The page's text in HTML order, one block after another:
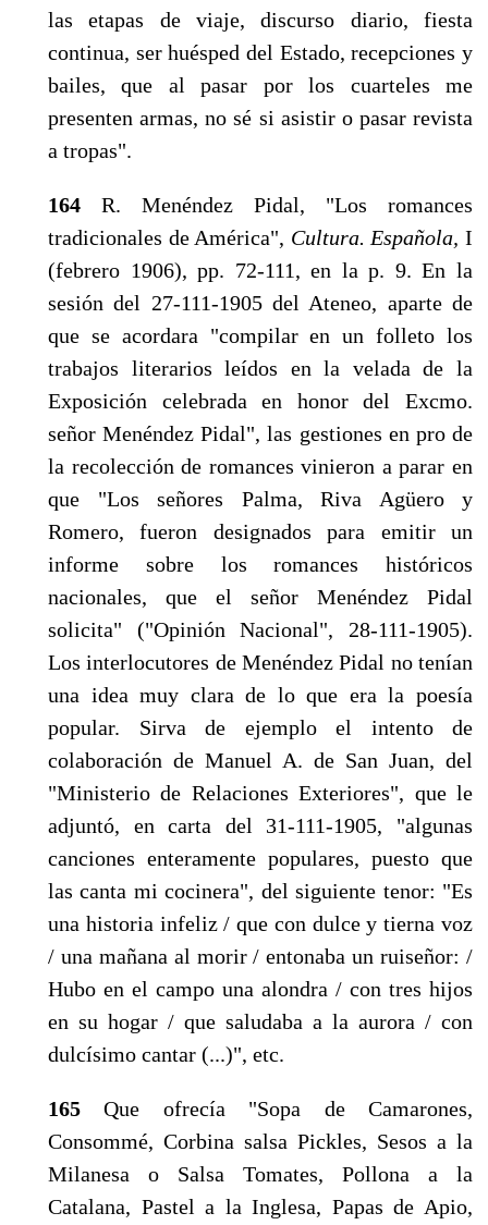
las etapas de viaje, discurso diario, fiesta
continua, ser huésped del Estado, recepciones y
bailes, que al pasar por los cuarteles me
presenten armas, no sé si asistir o pasar revista
a tropas".
164 R. Menéndez Pidal, "Los romances
tradicionales de América", Cultura. Española,I
(febrero 1906), pp. 72-111, en la p. 9. En la
sesión del 27-111-1905 del Ateneo, aparte de
que se acordara "compilar en un folleto los
trabajos literarios leídos en la velada de la
Exposición celebrada en honor del Excmo.
señor Menéndez Pidal", las gestiones en pro de
la recolec­ción de romances vinieron a parar en
que "Los seño­res Palma, Riva Agüero y
Romero, fueron designados para emitir un
informe sobre los romances históricos
nacionales, que el señor Menéndez Pidal
solicita" ("Opinión Nacional", 28-111-1905).
Los interlocuto­res de Menéndez Pidal no tenían
una idea muy clara de lo que era la poesía
popular. Sirva de ejemplo el intento de
colaboración de Manuel A. de San Juan, del
"Ministerio de Relaciones Exteriores", que le
ad­juntó, en carta del 31-111-1905, "algunas
canciones enteramente populares, puesto que
las canta mi coci­nera", del siguiente tenor: "Es
una historia infeliz / que con dulce y tierna voz
/ una mañana al morir / entonaba un ruiseñor: /
Hubo en el campo una alon­dra / con tres hijos
en su hogar / que saludaba a la au­rora / con
dulcísimo cantar (...)", etc.
165Que ofrecía "Sopa de Camarones,
Consommé, Corbina salsa Pickles, Sesos a la
Milanesa o Salsa Tomates, Pollona a la
Catalana, Pastel a la Inglesa, Papas de Apio,